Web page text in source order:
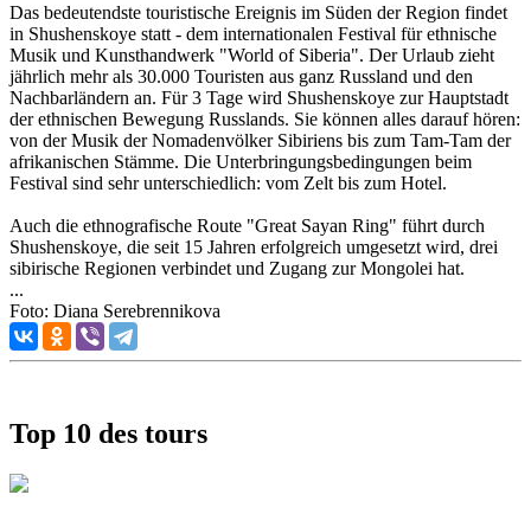
Das bedeutendste touristische Ereignis im Süden der Region findet
in Shushenskoye statt - dem internationalen Festival für ethnische
Musik und Kunsthandwerk "World of Siberia". Der Urlaub zieht
jährlich mehr als 30.000 Touristen aus ganz Russland und den
Nachbarländern an. Für 3 Tage wird Shushenskoye zur Hauptstadt
der ethnischen Bewegung Russlands. Sie können alles darauf hören:
von der Musik der Nomadenvölker Sibiriens bis zum Tam-Tam der
afrikanischen Stämme. Die Unterbringungsbedingungen beim
Festival sind sehr unterschiedlich: vom Zelt bis zum Hotel.
Auch die ethnografische Route "Great Sayan Ring" führt durch
Shushenskoye, die seit 15 Jahren erfolgreich umgesetzt wird, drei
sibirische Regionen verbindet und Zugang zur Mongolei hat.
...
Foto: Diana Serebrennikova
Top 10 des tours